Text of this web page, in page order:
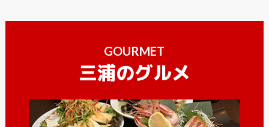
GOURMET
三浦のグルメ